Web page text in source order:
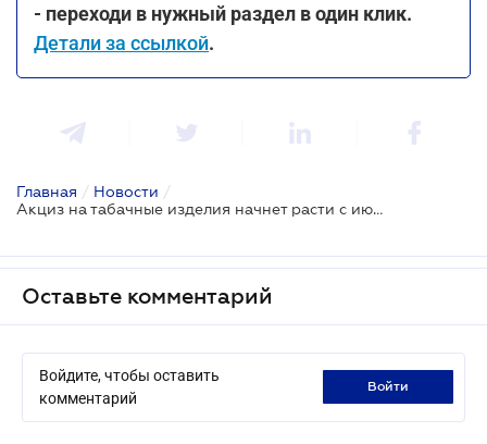
- переходи в нужный раздел в один клик.
Детали за ссылкой.
Главная / Новости /
Акциз на табачные изделия начнет расти с июля 2024 и будет в евро - проект
Оставьте комментарий
Войдите, чтобы оставить
комментарий
войти